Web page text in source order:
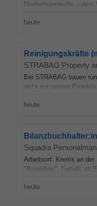
Niederösterreichs –
heute
Reinigungskräfte
STRABAG Property
Bei STRABAG bauen
nicht nur unsere
heute
Squadra
Arbeitsort: Krems an
"Bewerben". Gehalt: ab
heute